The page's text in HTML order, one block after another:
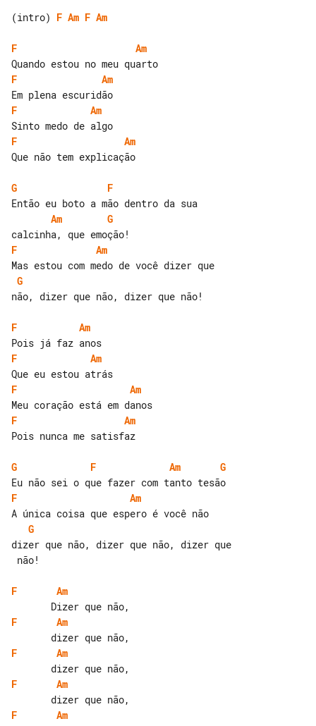
(intro) F Am F Am
F
Am
F
Am
F
Am
F
Am
Que não tem explicação
G
F
Am
G
F
Am
G
não, dizer que não, dizer que não!
F
Am
F
Am
F
Am
F
Am
Pois nunca me satisfaz
G F Am
G
F
Am
G
dizer que não, dizer que não, dizer que
F
Am
F
Am
F
Am
F
Am
F
Am